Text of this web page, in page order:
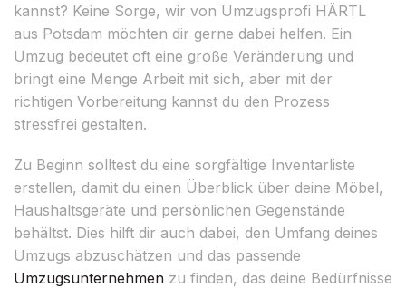
kannst? Keine Sorge, wir von Umzugsprofi HÄRTL
aus Potsdam möchten dir gerne dabei helfen. Ein
Umzug bedeutet oft eine große Veränderung und
bringt eine Menge Arbeit mit sich, aber mit der
richtigen Vorbereitung kannst du den Prozess
stressfrei gestalten.
Zu Beginn solltest du eine sorgfältige Inventarliste
erstellen, damit du einen Überblick über deine Möbel,
Haushaltsgeräte und persönlichen Gegenstände
behältst. Dies hilft dir auch dabei, den Umfang deines
Umzugs abzuschätzen und das passende
Umzugsunternehmen zu finden, das deine Bedürfnisse